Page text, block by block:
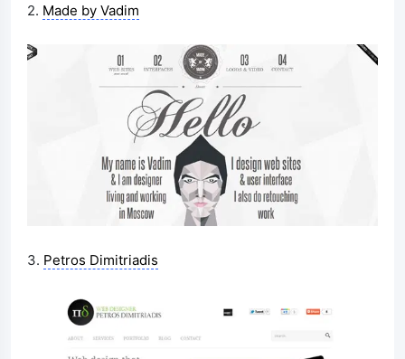
2. Made by Vadim
3. Petros Dimitriadis